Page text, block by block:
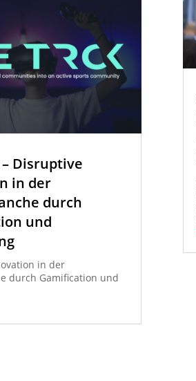
– Disruptive
in der
durch
und
in der
durch Gamification und